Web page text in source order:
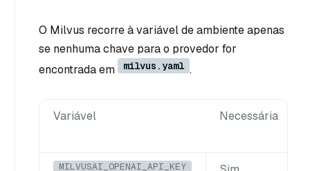
O Milvus recorre à variável de ambiente apenas
se nenhuma chave para o provedor for
encontrada em
milvus.yaml .
Variável Necessária
MILVUSAI_OPENAI_API_KEY